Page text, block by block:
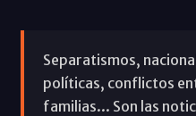
Separatismos,
políticas, conflictos
familias... Son las